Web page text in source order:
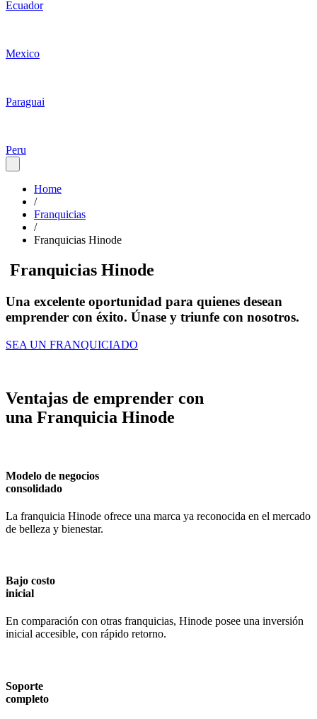
Ecuador
Mexico
Paraguai
Peru
Home
/
Franquicias
/
Franquicias Hinode
Franquicias Hinode
Una excelente oportunidad para quienes desean
emprender con éxito. Únase y triunfe con nosotros.
SEA UN FRANQUICIADO
Ventajas de emprender con
una Franquicia Hinode
Modelo de negocios
consolidado
La franquicia Hinode ofrece una marca ya reconocida en el mercado
de belleza y bienestar.
Bajo costo
inicial
En comparación con otras franquicias, Hinode posee una inversión
inicial accesible, con rápido retorno.
Soporte
completo